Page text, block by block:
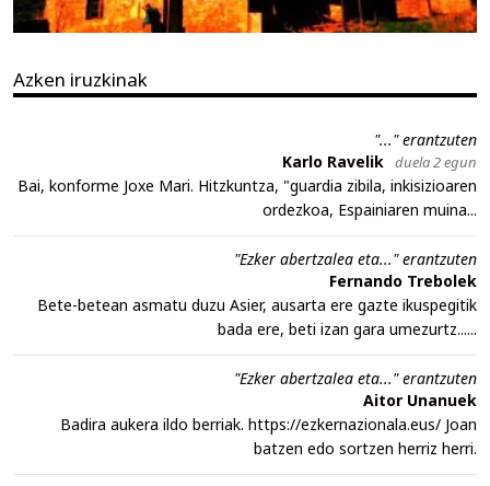
Azken iruzkinak
"..." erantzuten
Karlo Ravelik duela 2 egun
Bai, konforme Joxe Mari. Hitzkuntza, "guardia zibila, inkisizioaren
ordezkoa, Espainiaren muina...
"Ezker abertzalea eta..." erantzuten
Fernando Trebolek
Bete-betean asmatu duzu Asier, ausarta ere gazte ikuspegitik
bada ere, beti izan gara umezurtz......
"Ezker abertzalea eta..." erantzuten
Aitor Unanuek
Badira aukera ildo berriak. https://ezkernazionala.eus/ Joan
batzen edo sortzen herriz herri.